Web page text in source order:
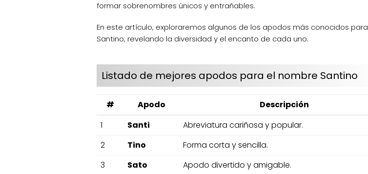
formar sobrenombres únicos y entrañables.
En este artículo, exploraremos algunos de los apodos más conocidos para
Santino, revelando la diversidad y el encanto de cada uno.
Listado de mejores apodos para el nombre Santino
# Apodo
Descripción
1
Santi
Abreviatura cariñosa y popular.
2
Tino
Forma corta y sencilla.
3
Sato
Apodo divertido y amigable.